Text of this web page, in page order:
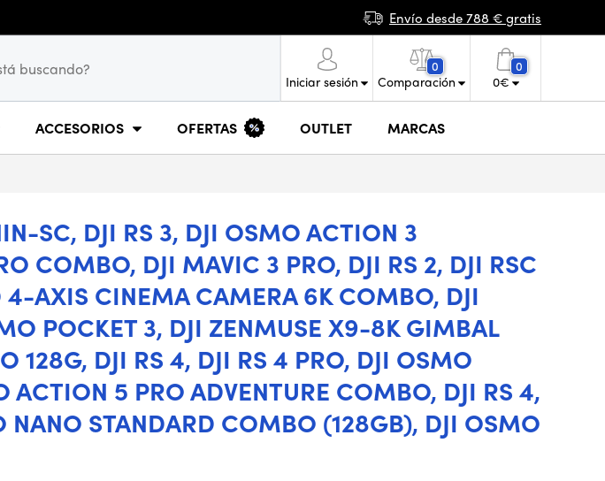
Envío desde 788 € gratis
Iniciar sesión
0
Comparación
0
0€
ACCESORIOS OFERTAS OUTLET MARCAS
SC, DJI RS 3, DJI OSMO ACTION 3
COMBO, DJI MAVIC 3 PRO, DJI RS 2, DJI RSC
AXIS CINEMA CAMERA 6K COMBO, DJI
POCKET 3, DJI ZENMUSE X9-8K GIMBAL
128G, DJI RS 4, DJI RS 4 PRO, DJI OSMO
5 PRO ADVENTURE COMBO, DJI RS 4,
STANDARD COMBO (128GB), DJI OSMO